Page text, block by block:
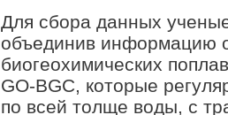
Для сбора данных
объединив информацию
биогеохимических
GO-BGC, которые
по всей толще воды, с